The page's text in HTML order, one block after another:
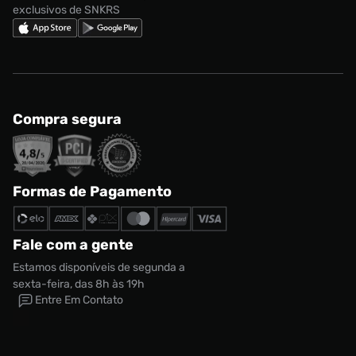
exclusivos de SNKRS
Compra segura
Formas de Pagamento
Fale com a gente
Estamos disponíveis de segunda a
sexta-feira, das 8h às 19h
Entre Em Contato